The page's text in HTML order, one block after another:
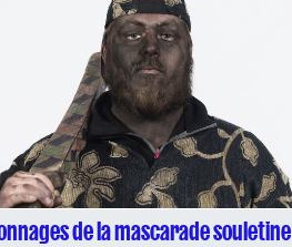
de la mascarade souletine